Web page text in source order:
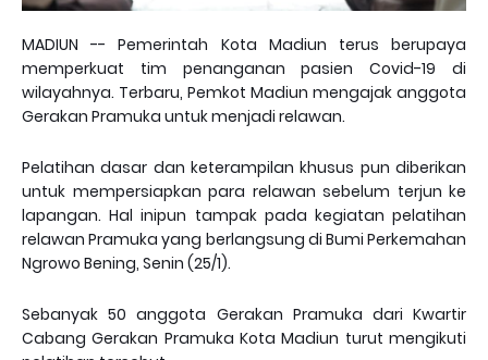
MADIUN -- Pemerintah Kota Madiun terus berupaya
memperkuat tim penanganan pasien Covid-19 di
wilayahnya. Terbaru, Pemkot Madiun mengajak anggota
Gerakan Pramuka untuk menjadi relawan.
Pelatihan dasar dan keterampilan khusus pun diberikan
untuk mempersiapkan para relawan sebelum terjun ke
lapangan. Hal inipun tampak pada kegiatan pelatihan
relawan Pramuka yang berlangsung di Bumi Perkemahan
Ngrowo Bening, Senin (25/1).
Sebanyak 50 anggota Gerakan Pramuka dari Kwartir
Cabang Gerakan Pramuka Kota Madiun turut mengikuti